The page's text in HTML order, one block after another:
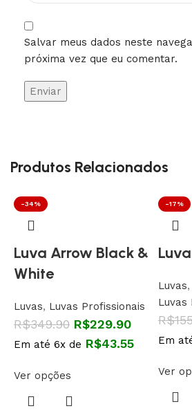
Salvar meus dados neste
próxima vez que eu comentar.
Produtos Relacionados
-34%
Luva Arrow Black &
White
Luvas, Luvas Profissionais
R$349.90 R$229.90
Em até 6x de R$43.55
Ver opções
-17%
Luvas,
Luvas
R$
Em
Ver